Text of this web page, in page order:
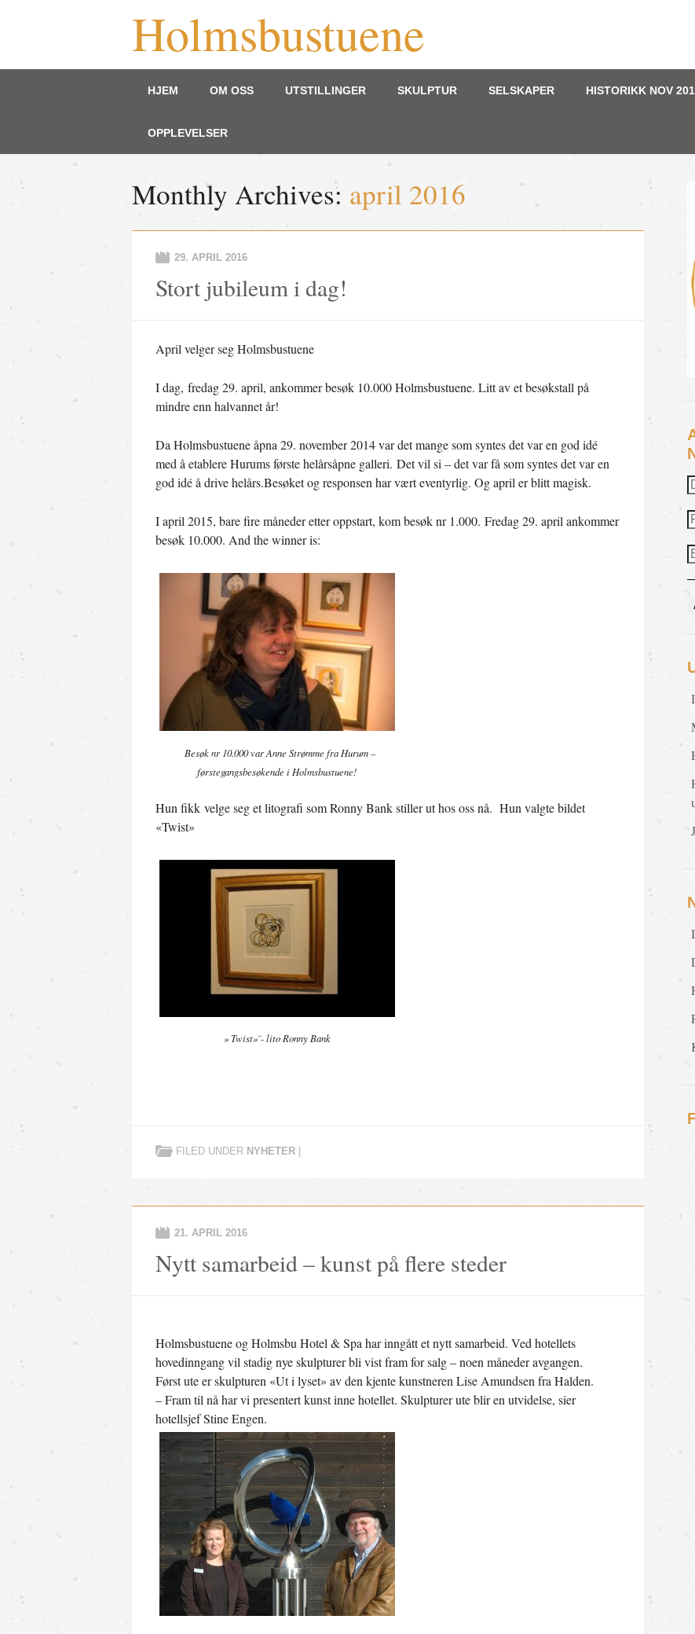
Holmsbustuene
Main menu HJEM OM OSS UTSTILLINGER SKULPTUR SELSKAPER HISTORIKK NOV
OPPLEVELSER
Monthly Archives: april 2016
29. APRIL 2016
Stort jubileum i dag!
April velger seg Holmsbustuene
I dag, fredag 29. april, ankommer besøk 10.000 Holmsbustuene. Litt av et besøkstall på
mindre enn halvannet år!
Da Holmsbustuene åpna 29. november 2014 var det mange som syntes det var en god idé
med å etablere Hurums første helårsåpne galleri. Det vil si – det var få som syntes det var en
god idé å drive helårs.Besøket og responsen har vært eventyrlig. Og april er blitt magisk.
I april 2015, bare fire måneder etter oppstart, kom besøk nr 1.000. Fredag 29. april ankommer
besøk 10.000. And the winner is:
Besøk nr 10.000 var Anne Strømme fra Hurum –
førstegangsbesøkende i Holmsbustuene!
Hun fikk velge seg et litografi som Ronny Bank stiller ut hos oss nå. Hun valgte bildet
«Twist»
» Twist»¨- lito Ronny Bank
FILED UNDER NYHETER
21. APRIL 2016
Nytt samarbeid – kunst på flere steder
Holmsbustuene og Holmsbu Hotel & Spa har inngått et nytt samarbeid. Ved hotellets
hovedinngang vil stadig nye skulpturer bli vist fram for salg – noen måneder avgangen.
Først ute er skulpturen «Ut i lyset» av den kjente kunstneren Lise Amundsen fra Halden.
– Fram til nå har vi presentert kunst inne hotellet. Skulpturer ute blir en utvidelse, sier
hotellsjef Stine Engen.